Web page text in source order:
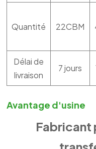
Quantité 22CBM
Délai de
livraison
7 jours
Avantage d'usine
Fabricant